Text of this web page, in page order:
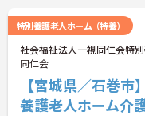
特別養護老人ホーム（特養）
社会福祉法人一視同仁会特
同仁会
【宮城県／石巻
養護老人ホーム介